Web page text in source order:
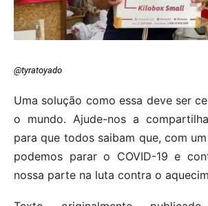
@tyratoyado
Uma solução como essa deve ser
o mundo. Ajude-nos a
para que todos saibam que, com
podemos parar o COVID-19 e
nossa parte na luta contra o